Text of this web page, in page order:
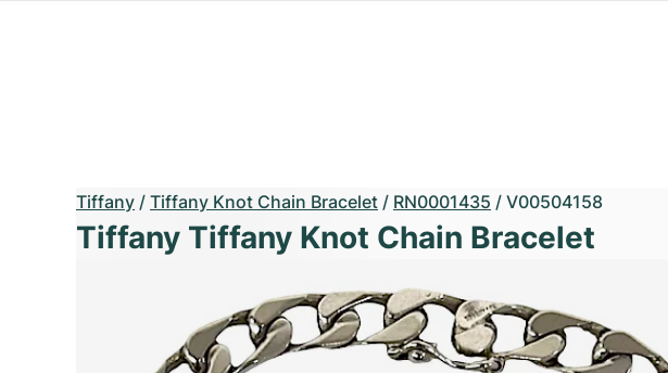
Tiffany / Tiffany Knot Chain Bracelet / RN0001435 / V00504158
Tiffany Tiffany Knot Chain Bracelet